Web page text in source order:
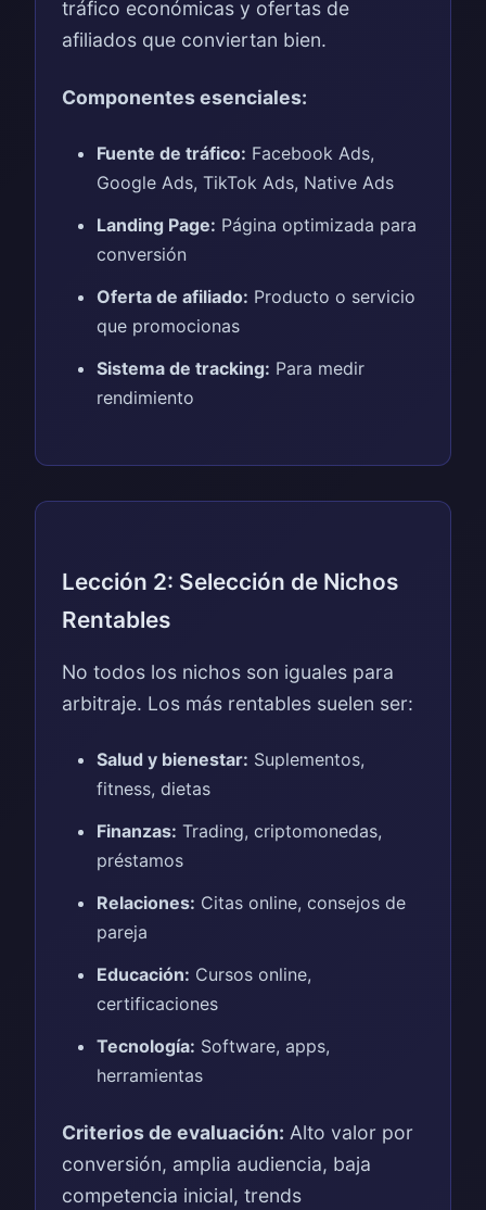
tráfico económicas y ofertas de
afiliados que conviertan bien.
Componentes esenciales:
Fuente de tráfico: Facebook Ads,
Google Ads, TikTok Ads, Native Ads
Landing Page: Página optimizada para
conversión
Oferta de afiliado: Producto o servicio
que promocionas
Sistema de tracking: Para medir
rendimiento
Lección 2: Selección de Nichos
Rentables
No todos los nichos son iguales para
arbitraje. Los más rentables suelen ser:
Salud y bienestar: Suplementos,
fitness, dietas
Finanzas: Trading, criptomonedas,
préstamos
Relaciones: Citas online, consejos de
pareja
Educación: Cursos online,
certificaciones
Tecnología: Software, apps,
herramientas
Criterios de evaluación: Alto valor por
conversión, amplia audiencia, baja
competencia inicial, trends